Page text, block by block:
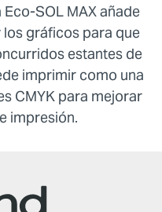
SOL MAX añade
gráficos para que
estantes de
imprimir como una
CMYK para mejorar
impresión.